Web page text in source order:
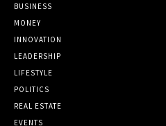
BUSINESS
MONEY
INNOVATION
LEADERSHIP
LIFESTYLE
POLITICS
REAL ESTATE
EVENTS